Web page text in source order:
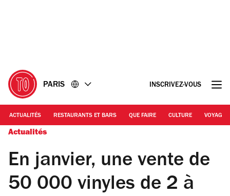
PARIS INSCRIVEZ-VOUS
ACTUALITÉS RESTAURANTS ET BARS QUE FAIRE CULTURE VOYAGE
Actualités
En janvier, une vente de
50 000 vinyles de 2 à